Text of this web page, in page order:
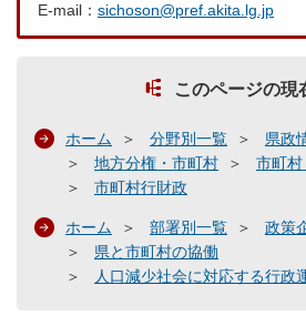
E-mail： sichoson@pref.akita.lg.jp
このページの現
ホーム 分野別一覧
県政
地方分権・市町村
市町
市町村行財政
ホーム 部署別一覧 政策
県と市町村の協働
人口減少社会に対応する行政